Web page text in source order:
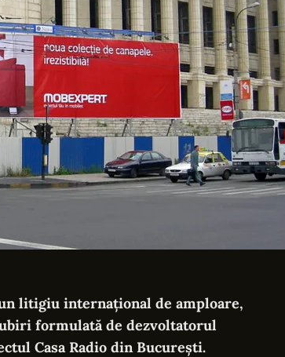
litigiu internațional de amploare,
formulată de dezvoltatorul
Casa Radio din București.